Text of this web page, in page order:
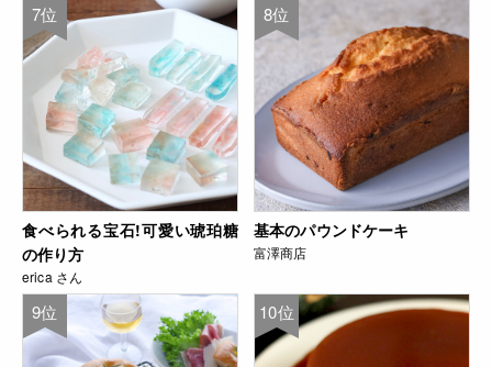
7位
食べられる宝石!可愛い琥珀糖
の作り方
erica さん
8位
基本のパウンドケーキ
富澤商店
9位 10位